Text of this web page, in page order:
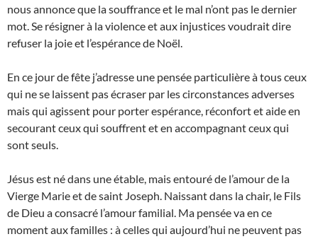
nous annonce que la souffrance et le mal n’ont pas le dernier
mot. Se résigner à la violence et aux injustices voudrait dire
refuser la joie et l’espérance de Noël.
En ce jour de fête j’adresse une pensée particulière à tous ceux
qui ne se laissent pas écraser par les circonstances adverses
mais qui agissent pour porter espérance, réconfort et aide en
secourant ceux qui souffrent et en accompagnant ceux qui
sont seuls.
Jésus est né dans une étable, mais entouré de l’amour de la
Vierge Marie et de saint Joseph. Naissant dans la chair, le Fils
de Dieu a consacré l’amour familial. Ma pensée va en ce
moment aux familles : à celles qui aujourd’hui ne peuvent pas